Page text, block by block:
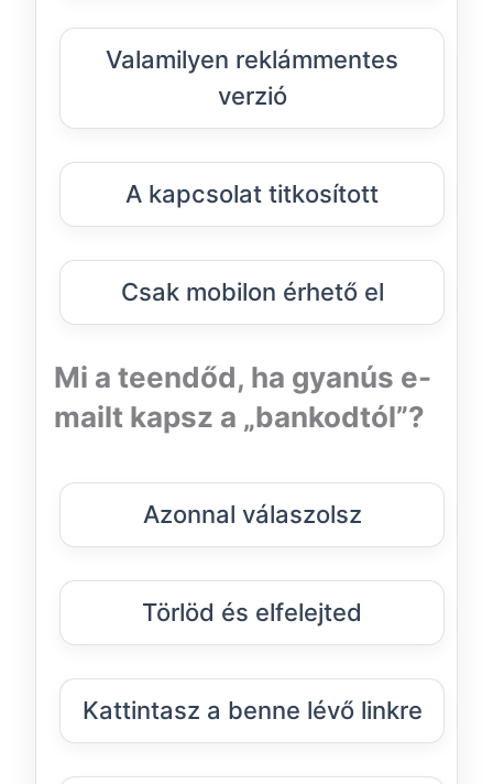
Valamilyen reklámmentes
verzió
A kapcsolat titkosított
Csak mobilon érhető el
Mi a teendőd, ha gyanús e-
mailt kapsz a „bankodtól”?
Azonnal válaszolsz
Törlöd és elfelejted
Kattintasz a benne lévő linkre